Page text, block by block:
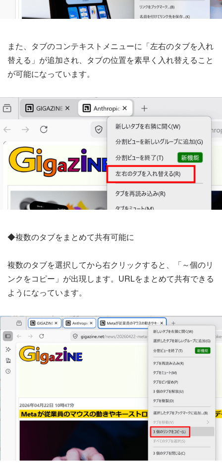
また、タブのコンテキストメニューに「左右のタブを入れ
替える」が追加され、タブの位置を素早く入れ替えること
が可能になっています。
◆複数のタブをまとめて共有可能に
複数のタブを選択してから右クリックすると、「～個のリ
ンクをコピー」が出現します。URLをまとめて共有できる
ようになっています。